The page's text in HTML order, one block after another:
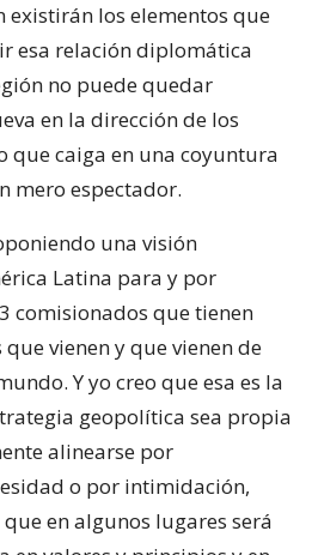
los elementos que
esa relación diplomática
no puede quedar
en la dirección de los
que caiga en una coyuntura
mero espectador.
una visión
Latina para y por
comisionados que tienen
vienen y que vienen de
Y yo creo que esa es la
geopolítica sea propia
alinearse por
o por intimidación,
en algunos lugares será